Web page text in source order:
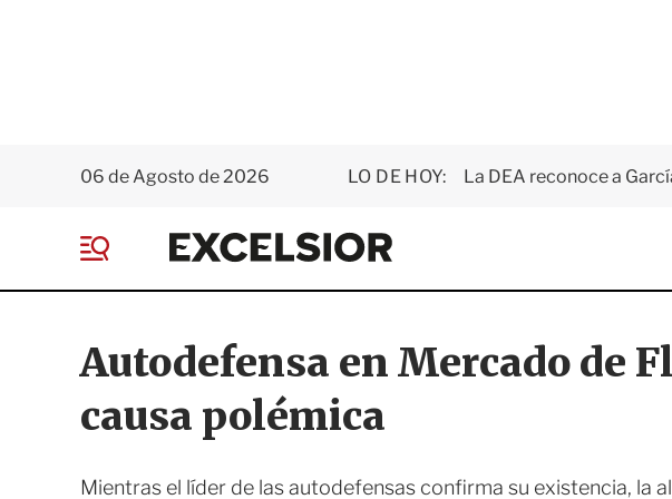
06 de Agosto de 2026 LO DE HOY: La DEA reconoce a
E
x
e
o
e
Autodefensa en Mercado de
causa polémica
Mientras el líder de las autodefensas confirma su existencia, la